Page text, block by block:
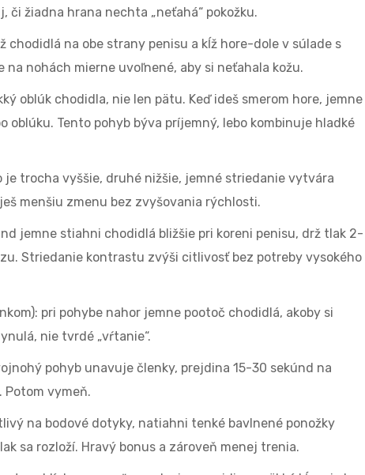
či žiadna hrana nechta „neťahá“ pokožku.
chodidlá na obe strany penisu a kĺž hore-dole v súlade s
nohách mierne uvoľnené, aby si neťahala kožu.
oblúk chodidla, nie len pätu. Keď ideš smerom hore, jemne
oblúku. Tento pohyb býva príjemný, lebo kombinuje hladké
je trocha vyššie, druhé nižšie, jemné striedanie vytvára
menšiu zmenu bez zvyšovania rýchlosti.
jemne stiahni chodidlá bližšie pri koreni penisu, drž tlak 2-
Striedanie kontrastu zvýši citlivosť bez potreby vysokého
pri pohybe nahor jemne pootoč chodidlá, akoby si
nie tvrdé „vŕtanie“.
pohyb unavuje členky, prejdina 15-30 sekúnd na
Potom vymeň.
na bodové dotyky, natiahni tenké bavlnené ponožky
sa rozloží. Hravý bonus a zároveň menej trenia.